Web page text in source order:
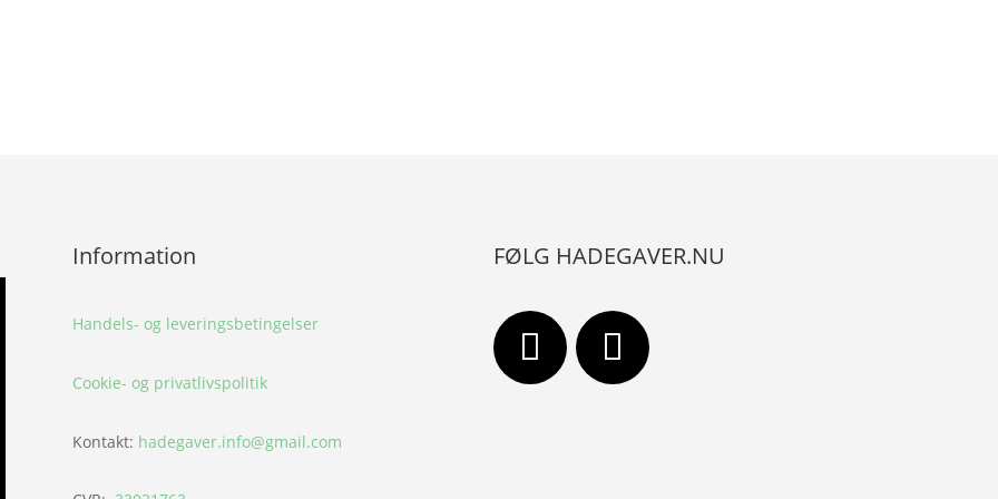
Information
Handels- og leveringsbetingelser
Cookie- og privatlivspolitik
Kontakt: hadegaver.info@gmail.com
FØLG HADEGAVER.NU